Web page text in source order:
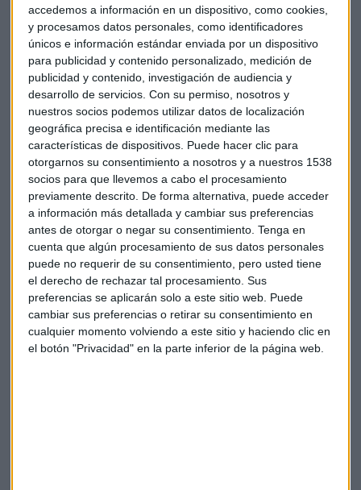
accedemos a información en un dispositivo, como cookies,
y procesamos datos personales, como identificadores
únicos e información estándar enviada por un dispositivo
para publicidad y contenido personalizado, medición de
publicidad y contenido, investigación de audiencia y
desarrollo de servicios. Con su permiso, nosotros y
nuestros socios podemos utilizar datos de localización
geográfica precisa e identificación mediante las
características de dispositivos. Puede hacer clic para
otorgarnos su consentimiento a nosotros y a nuestros 1538
socios para que llevemos a cabo el procesamiento
previamente descrito. De forma alternativa, puede acceder
a información más detallada y cambiar sus preferencias
antes de otorgar o negar su consentimiento. Tenga en
cuenta que algún procesamiento de sus datos personales
puede no requerir de su consentimiento, pero usted tiene
el derecho de rechazar tal procesamiento. Sus
preferencias se aplicarán solo a este sitio web. Puede
cambiar sus preferencias o retirar su consentimiento en
cualquier momento volviendo a este sitio y haciendo clic en
el botón "Privacidad" en la parte inferior de la página web.
Luis Martín, Director de Ventas de BMO Global Asset
Management
Reserve su plaza para esta jornada conducida por Luis
Vicente Muñoz aquí y recibirá el enlace para acceder al
webinar el 2 de diciembre a las 17:00 horas.
Dow jones
Suscríbete a nuestros boletines
Te enviaremos las noticias más importantes del día